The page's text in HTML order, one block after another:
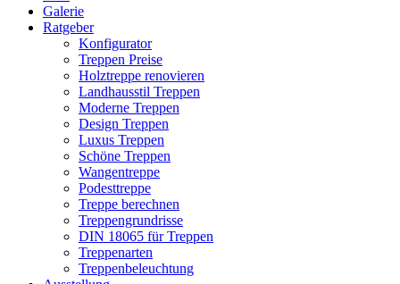
Galerie
Ratgeber
Konfigurator
Treppen Preise
Holztreppe renovieren
Landhausstil Treppen
Moderne Treppen
Design Treppen
Luxus Treppen
Schöne Treppen
Wangentreppe
Podesttreppe
Treppe berechnen
Treppengrundrisse
DIN 18065 für Treppen
Treppenarten
Treppenbeleuchtung